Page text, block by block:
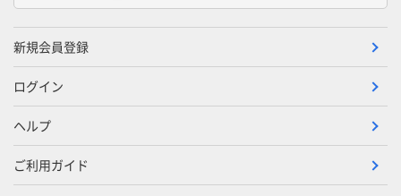
新規会員登録
ログイン
ヘルプ
ご利用ガイド